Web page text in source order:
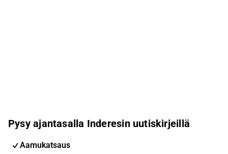
Pysy ajantasalla Inderesin uutiskirjeillä
Aamukatsaus